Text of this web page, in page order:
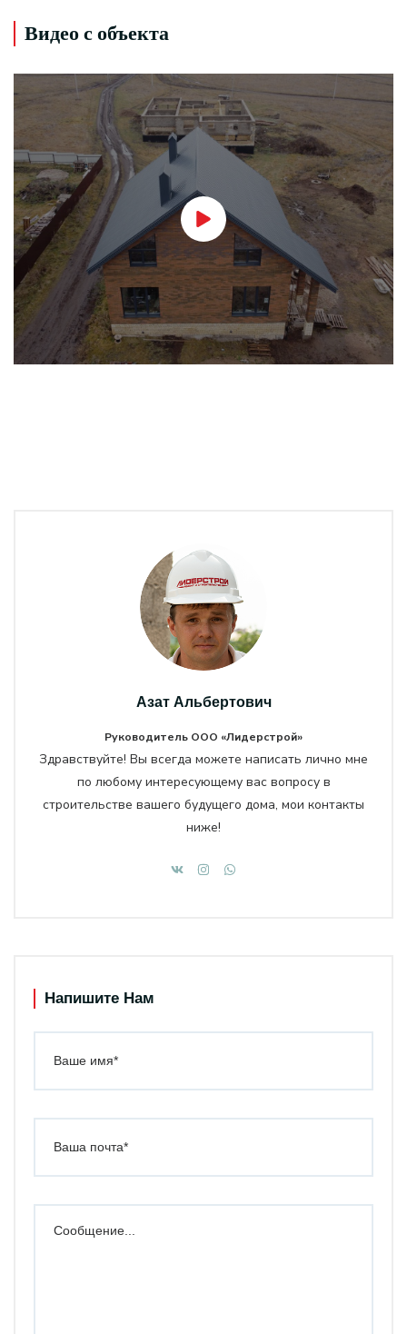
Видео с объекта
Азат Альбертович
Руководитель ООО «Лидерстрой»
Здравствуйте! Вы всегда можете написать лично мне
по любому интересующему вас вопросу в
строительстве вашего будущего дома, мои контакты
ниже!
Напишите Нам